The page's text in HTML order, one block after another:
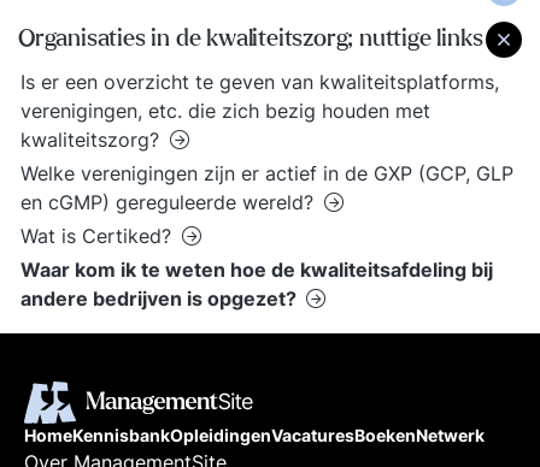
Organisaties in de kwaliteitszorg; nuttige links
Is er een overzicht te geven van kwaliteitsplatforms,
verenigingen, etc. die zich bezig houden met
kwaliteitszorg?
Welke verenigingen zijn er actief in de GXP (GCP, GLP
en cGMP) gereguleerde wereld?
Wat is Certiked?
Waar kom ik te weten hoe de kwaliteitsafdeling bij
andere bedrijven is opgezet?
HomeKennisbankOpleidingenVacaturesBoekenNetwerk
Over ManagementSite